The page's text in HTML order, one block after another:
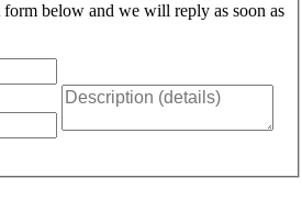
below and we will reply as soon as